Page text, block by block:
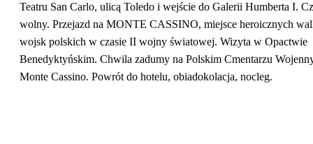
Teatru San Carlo, ulicą Toledo i wejście do Galerii Humberta I.
wolny. Przejazd na MONTE CASSINO, miejsce heroicznych
wojsk polskich w czasie II wojny światowej. Wizyta w Opactwie
Benedyktyńskim. Chwila zadumy na Polskim Cmentarzu
Monte Cassino. Powrót do hotelu, obiadokolacja, nocleg.